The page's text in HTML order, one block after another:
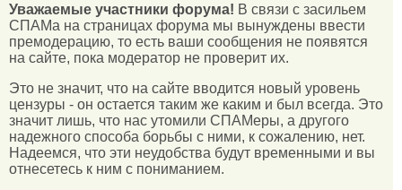
Уважаемые участники форума! В связи с засильем
СПАМа на страницах форума мы вынуждены ввести
премодерацию, то есть ваши сообщения не появятся
на сайте, пока модератор не проверит их.
Это не значит, что на сайте вводится новый уровень
цензуры - он остается таким же каким и был всегда. Это
значит лишь, что нас утомили СПАМеры, а другого
надежного способа борьбы с ними, к сожалению, нет.
Надеемся, что эти неудобства будут временными и вы
отнесетесь к ним с пониманием.